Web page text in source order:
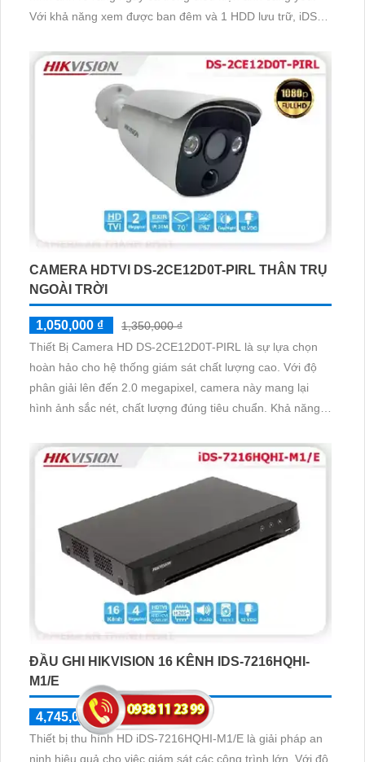
Với khả năng xem được ban đêm và 1 HDD lưu trữ, iDS-
cho độ phân giải cao. Ngoài ra, thiết bị này còn kết hợp
thêm 4 camera IP, phù hợp cho việc giám sát trong kho
hàng, nhà xưởng
CAMERA HDTVI DS-2CE12D0T-PIRL THÂN TRỤ
NGOÀI TRỜI
1,050,000 ₫
1,350,000 ₫
Thiết Bị Camera HD DS-2CE12D0T-PIRL là sự lựa chọn
hoàn hảo cho hệ thống giám sát chất lượng cao. Với độ
phân giải lên đến 2.0 megapixel, camera này mang lại
hình ảnh sắc nét, chất lượng đúng tiêu chuẩn. Khả năng
phù hợp cho mọi điều kiện ánh sáng
ĐẦU GHI HIKVISION 16 KÊNH IDS-7216HQHI-
M1/E
4,745,000 ₫
6,780,000 ₫
Thiết bị thu hình HD iDS-7216HQHI-M1/E là giải pháp an
ninh hiệu quả cho việc giám sát các công trình lớn. Với độ